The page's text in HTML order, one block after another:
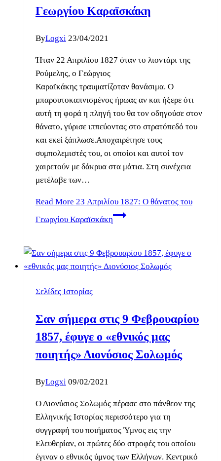
Γεωργίου Καραϊσκάκη
ByLogxi 23/04/2021
Ήταν 22 Απριλίου 1827 όταν το λιοντάρι της
Ρούμελης, ο Γεώργιος
Καραϊκάκης τραυματίζοταν θανάσιμα. Ο
μπαρουτοκαπνισμένος ήρωας αν και ήξερε ότι
αυτή τη φορά η πληγή του θα τον οδηγούσε στον
θάνατο, γύρισε ιππεύοντας στο στρατόπεδό του
και εκεί ξάπλωσε.Αποχαιρέτησε τους
συμπολεμιστές του, οι οποίοι και αυτοί τον
χαιρετούν με δάκρυα στα μάτια. Στη συνέχεια
μετέλαβε των…
Read More 23 Απριλίου 1827: Ο θάνατος του
Γεωργίου Καραϊσκάκη
Σελίδες Ιστορίας
Σαν σήμερα στις 9 Φεβρουαρίου
1857, έφυγε ο «εθνικός μας
ποιητής» Διονύσιος Σολωμός
ByLogxi 09/02/2021
Ο Διονύσιος Σολωμός πέρασε στο πάνθεον της
Ελληνικής Ιστορίας περισσότερο για τη
συγγραφή του ποιήματος Ύμνος εις την
Ελευθερίαν, οι πρώτες δύο στροφές του οποίου
έγιναν ο εθνικός ύμνος των Ελλήνων. Κεντρικό